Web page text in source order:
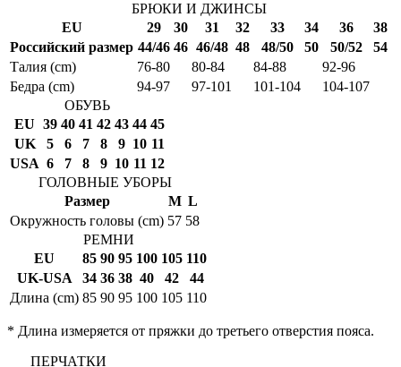
БРЮКИ И ДЖИНСЫ
EU
29 30 31 32 33 34 36
38
Российский размер 44/46 46 46/48 48 48/50 50 50/52
54
Талия (cm)
76-80 80-84 84-88
92-96
Бедра (cm)
94-97 97-101 101-104
104-107
ОБУВЬ
EU 39 40 41 42 43 44 45
UK
5 6 7 8 9 10 11
USA 6 7 8 9 10 11 12
ГОЛОВНЫЕ УБОРЫ
Размер
M L
Окружность головы (cm) 57 58
РЕМНИ
EU
85 90 95 100 105 110
UK-USA
34 36 38 40 42
44
Длина (cm) 85 90 95 100 105 110
* Длина измеряется от пряжки до третьего отверстия пояса.
ПЕРЧАТКИ